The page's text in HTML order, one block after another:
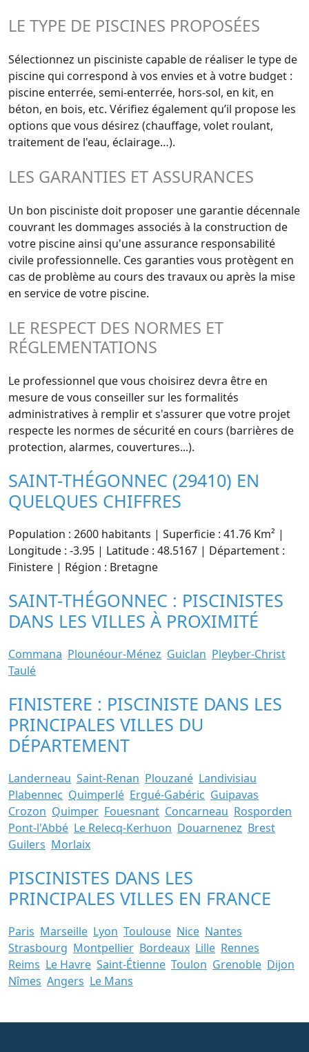
LE TYPE DE PISCINES PROPOSÉES
Sélectionnez un pisciniste capable de réaliser le type de
piscine qui correspond à vos envies et à votre budget :
piscine enterrée, semi-enterrée, hors-sol, en kit, en
béton, en bois, etc. Vérifiez également qu’il propose les
options que vous désirez (chauffage, volet roulant,
traitement de l'eau, éclairage…).
LES GARANTIES ET ASSURANCES
Un bon pisciniste doit proposer une garantie décennale
couvrant les dommages associés à la construction de
votre piscine ainsi qu'une assurance responsabilité
civile professionnelle. Ces garanties vous protègent en
cas de problème au cours des travaux ou après la mise
en service de votre piscine.
LE RESPECT DES NORMES ET
RÉGLEMENTATIONS
Le professionnel que vous choisirez devra être en
mesure de vous conseiller sur les formalités
administratives à remplir et s'assurer que votre projet
respecte les normes de sécurité en cours (barrières de
protection, alarmes, couvertures...).
SAINT-THÉGONNEC (29410) EN
QUELQUES CHIFFRES
Population : 2600 habitants | Superficie : 41.76 Km² |
Longitude : -3.95 | Latitude : 48.5167 | Département :
Finistere | Région : Bretagne
SAINT-THÉGONNEC : PISCINISTES
DANS LES VILLES À PROXIMITÉ
Commana Plounéour-Ménez Guiclan Pleyber-Christ
Taulé
FINISTERE : PISCINISTE DANS LES
PRINCIPALES VILLES DU
DÉPARTEMENT
Landerneau Saint-Renan Plouzané Landivisiau
Plabennec Quimperlé Ergué-Gabéric Guipavas
Crozon Quimper Fouesnant Concarneau Rosporden
Pont-l'Abbé Le Relecq-Kerhuon Douarnenez Brest
Guilers Morlaix
PISCINISTES DANS LES
PRINCIPALES VILLES EN FRANCE
Paris Marseille Lyon Toulouse Nice Nantes
Strasbourg Montpellier Bordeaux Lille Rennes
Reims Le Havre Saint-Étienne Toulon Grenoble Dijon
Nîmes Angers Le Mans